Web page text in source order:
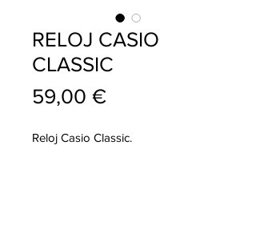
RELOJ CASIO
CLASSIC
59,00 €Precio
Reloj Casio Classic.